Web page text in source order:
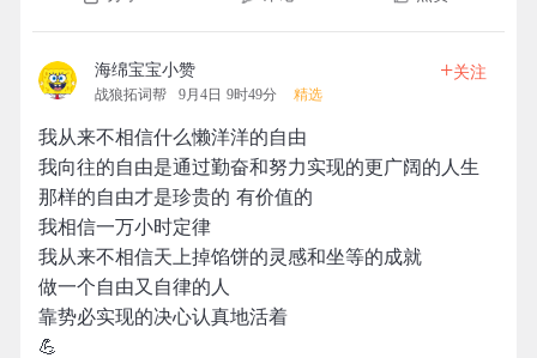
海绵宝宝小赞
战狼拓词帮 9月4日 9时49分 精选
+关注
我从来不相信什么懒洋洋的自由
我向往的自由是通过勤奋和努力实现的更广阔的人生
那样的自由才是珍贵的 有价值的
我相信一万小时定律
我从来不相信天上掉馅饼的灵感和坐等的成就
做一个自由又自律的人
靠势必实现的决心认真地活着
💪